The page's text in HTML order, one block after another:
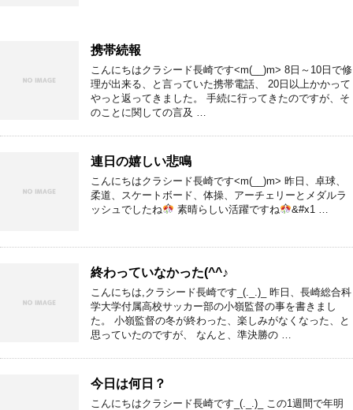
携帯続報
こんにちはクラシード長崎です<m(__)m> 8日～10日で修
理が出来る、と言っていた携帯電話、 20日以上かかって
やっと返ってきました。 手続に行ってきたのですが、そ
のことに関しての言及 …
連日の嬉しい悲鳴
こんにちはクラシード長崎です<m(__)m> 昨日、卓球、
柔道、スケートボード、体操、アーチェリーとメダルラ
ッシュでしたね
素晴らしい活躍ですね &#x1 …
終わっていなかった(^^♪
こんにちは,クラシード長崎です_(._.)_ 昨日、長崎総合科
学大学付属高校サッカー部の小嶺監督の事を書きまし
た。 小嶺監督の冬が終わった、楽しみがなくなった、と
思っていたのですが、 なんと、準決勝の …
今日は何日？
こんにちはクラシード長崎です_(._.)_ この1週間で年明